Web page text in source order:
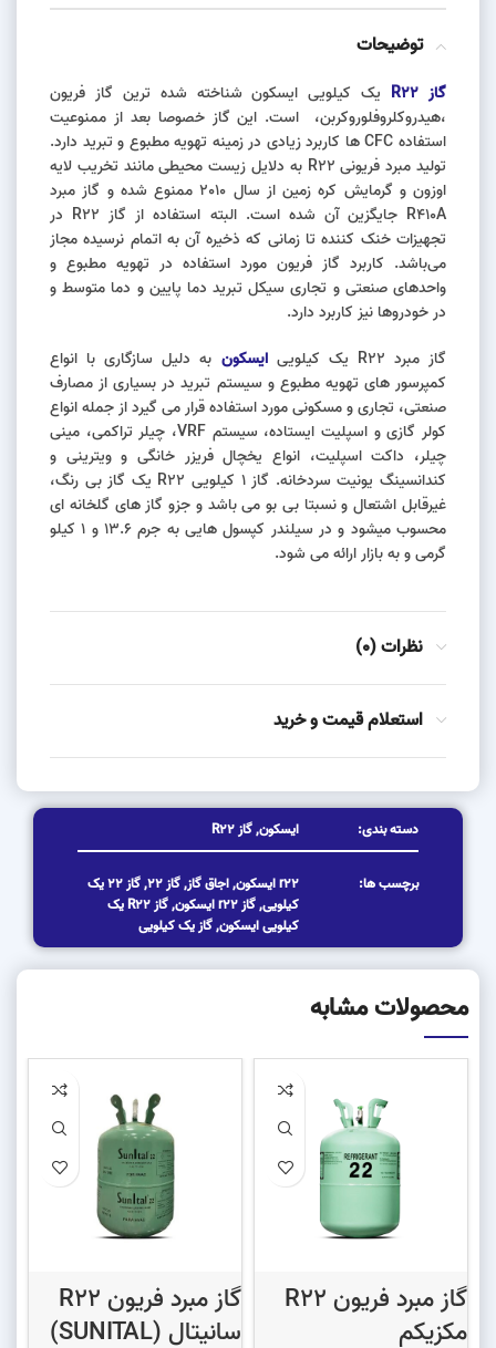
توضیحات
گاز R22
یک کیلویی ایسکون شناخته شده ترین گاز فریون
،هیدروکلروفلوروکربن، است. این گاز خصوصا بعد از ممنوعیت
استفاده CFC ها کاربرد زیادی در زمینه تهویه مطبوع و تبرید دارد.
تولید مبرد فریونی R22 به دلایل زیست محیطی مانند تخریب لایه
اوزون و گرمایش کره زمین از سال 2010 ممنوع شده و گاز مبرد
R410A جایگزین آن شده است. البته استفاده‌ از گاز R22 در
تجهیزات خنک کننده تا زمانی که ذخیره آن به اتمام نرسیده مجاز
می‌باشد. کاربرد گاز فریون مورد استفاده در تهویه مطبوع و
واحد‌های صنعتی و تجاری سیکل تبرید دما پایین و دما متوسط و
در خودروها نیز کاربرد دارد.
گاز مبرد R22 یک کیلویی
ایسکون به دلیل سازگاری با انواع
کمپرسور های تهویه مطبوع و سیستم تبرید در بسیاری از مصارف
صنعتی، تجاری و مسکونی مورد استفاده قرار می گیرد از جمله انواع
کولر گازی و اسپلیت ایستاده، سیستم VRF، چیلر تراکمی، مینی
چیلر، داکت اسپلیت، انواع یخچال فریزر خانگی و ویترینی و
کندانسینگ یونیت سردخانه. گاز 1 کیلویی R22 یک گاز بی رنگ،
غیرقابل اشتعال و نسبتا بی بو می باشد و جزو گاز های گلخانه ای
محسوب میشود و در سیلندر کپسول هایی به جرم 13.6 و 1 کیلو
گرمی و به بازار ارائه می شود.
نظرات (0)
استعلام قیمت و خرید
دسته بندی: ایسکون,گاز R22
برچسب ها: r22 ایسکون ,اجاق گاز,گاز 22 ,
گاز 22 یک
کیلویی,گاز r22 ایسکون ,
گاز R22 یک
کیلویی ایسکون,گاز یک کیلویی
محصولات مشابه
گاز مبرد فریون R22
مکزیکم
گاز مبرد فریون R22
سانیتال (SUNITAL)